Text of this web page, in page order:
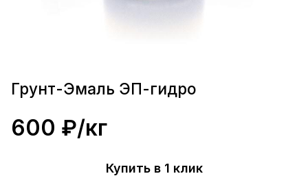
Грунт-Эмаль ЭП-гидро
600 ₽/кг
Купить в 1 клик